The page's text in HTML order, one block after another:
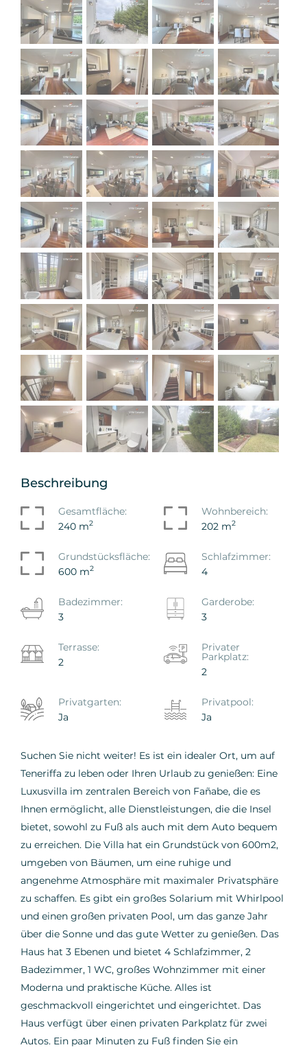
Beschreibung
Gesamtfläche:
240 m2
Wohnbereich:
202 m2
Grundstücksfläche:
600 m2
Schlafzimmer:
4
Badezimmer:
3
Garderobe:
3
Terrasse:
2
Privater
Parkplatz:
2
Privatgarten:
Ja
Privatpool:
Ja
Suchen Sie nicht weiter! Es ist ein idealer Ort, um auf
Teneriffa zu leben oder Ihren Urlaub zu genießen: Eine
Luxusvilla im zentralen Bereich von Fañabe, die es
Ihnen ermöglicht, alle Dienstleistungen, die die Insel
bietet, sowohl zu Fuß als auch mit dem Auto bequem
zu erreichen. Die Villa hat ein Grundstück von 600m2,
umgeben von Bäumen, um eine ruhige und
angenehme Atmosphäre mit maximaler Privatsphäre
zu schaffen. Es gibt ein großes Solarium mit Whirlpool
und einen großen privaten Pool, um das ganze Jahr
über die Sonne und das gute Wetter zu genießen. Das
Haus hat 3 Ebenen und bietet 4 Schlafzimmer, 2
Badezimmer, 1 WC, großes Wohnzimmer mit einer
Moderna und praktische Küche. Alles ist
geschmackvoll eingerichtet und eingerichtet. Das
Haus verfügt über einen privaten Parkplatz für zwei
Autos. Ein paar Minuten zu Fuß finden Sie ein